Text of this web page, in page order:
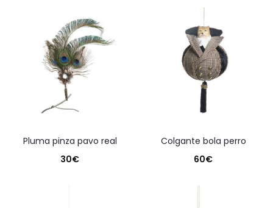
pluma pinza pavo real
30€
colgante bola perro
60€